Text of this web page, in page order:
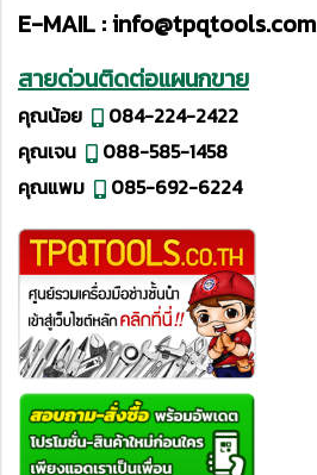
E-MAIL :info@tpqtools.com
สายด่วนติดต่อแผนกขาย
คุณน้อย
084-224-2422
คุณเจน
088-585-1458
คุณแพม
085-692-6224